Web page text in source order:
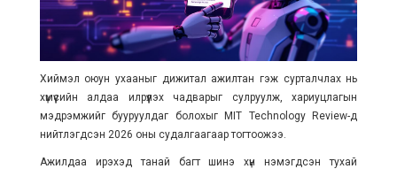
Хиймэл оюун ухааныг дижитал ажилтан гэж сурталчлах нь
хүмүүсийн алдаа илрүүлэх чадварыг сулруулж, хариуцлагын
мэдрэмжийг бууруулдаг болохыг MIT Technology Review-д
нийтлэгдсэн 2026 оны судалгаагаар тогтоожээ.
Ажилдаа ирэхэд танай багт шинэ хүн нэмэгдсэн тухай